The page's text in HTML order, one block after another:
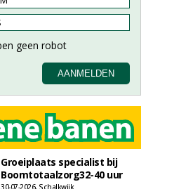
Groeiplaats specialist bij
Boomtotaalzorg32-40 uur
30-07-2026, Schalkwijk